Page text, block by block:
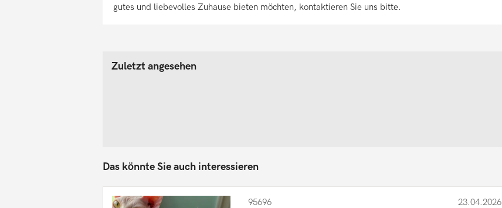
gutes und liebevolles Zuhause bieten möchten, kontaktieren Sie uns bitte.
Zuletzt angesehen
Das könnte Sie auch interessieren
95696 23.04.2026